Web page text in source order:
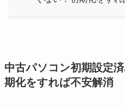
中古パソコン初期設定
期化をすれば不安解消